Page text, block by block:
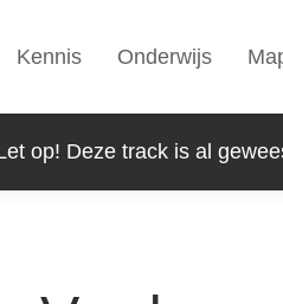
Kennis Onderwijs
op! Deze track is al